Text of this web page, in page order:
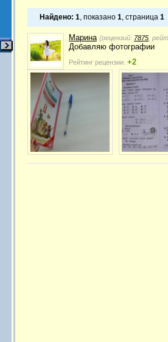
Найдено: 1, показано 1, страница 1
Марина (рецензий: 7875 ,
Добавляю фотографии
Рейтинг рецензии: +2